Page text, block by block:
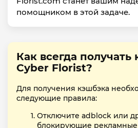
помощником в этой задаче.
Как всегда получать
Cyber Florist?
Для получения кэшбэка
следующие правила:
Отключите adblock или
блокирующие рекламные